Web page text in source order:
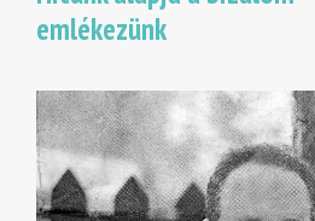
emlékezünk